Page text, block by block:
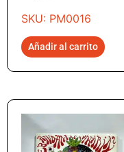
SKU: PM0016
Añadir al carrito